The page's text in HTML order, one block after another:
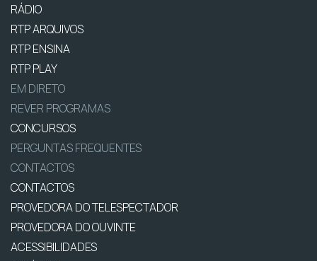
RÁDIO
RTP ARQUIVOS
RTP ENSINA
RTP PLAY
EM DIRETO
REVER PROGRAMAS
CONCURSOS
PERGUNTAS FREQUENTES
CONTACTOS
CONTACTOS
PROVEDORA DO TELESPECTADOR
PROVEDORA DO OUVINTE
ACESSIBILIDADES